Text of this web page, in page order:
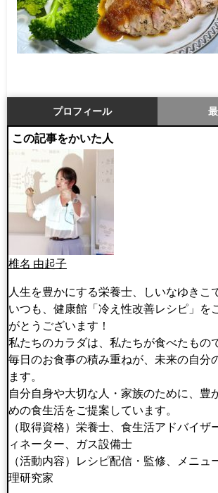
プロフィール
この記事をかいた人
椎名 由起子
人生を豊かにする栄養士、しいなゆきこ
いつも、健康館「冷え性改善レシピ」を
がとうございます！
私たちのカラダは、私たちが食べたもの
毎日のお食事の積み重ねが、未来の自分
ます。
自分自身や大切な人・家族のために、豊
めの食生活をご提案しています。
（取得資格）栄養士、食生活アドバイザ
ィネーター、ガス設備士
（活動内容）レシピ配信・監修、メニュ
理研究家